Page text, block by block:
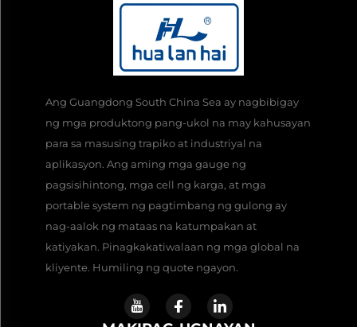
Ang Guangdong South China Sea ay nagbibigay
ng mga produktong pang-ukol na may kahusayan
para sa masusing trapiko at industriyal na
aplikasyon. Ang aming mga gauge ng
pagsisihintong, mga cell ng karga, at mga
portable system ng pagtimbang ng gulong ay
nag-aalok ng mataas na katumpakan at
katiyakan. Pinagkakatiwalaan ng mga global na
kliyente. Humiling ng quote ngayon.